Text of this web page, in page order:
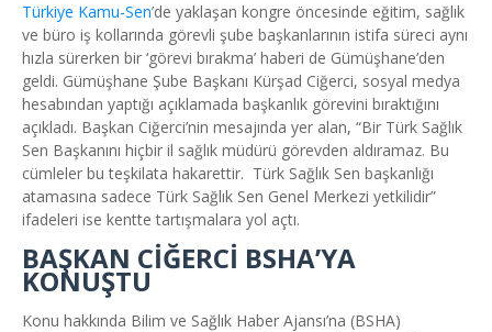
Türkiye Kamu-Sen’de yaklaşan kongre öncesinde eğitim, sağlık
ve büro iş kollarında görevli şube başkanlarının istifa süreci aynı
hızla sürerken bir ‘görevi bırakma’ haberi de Gümüşhane’den
geldi. Gümüşhane Şube Başkanı Kürşad Ciğerci, sosyal medya
hesabından yaptığı açıklamada başkanlık görevini bıraktığını
açıkladı. Başkan Ciğerci’nin mesajında yer alan, “Bir Türk Sağlık
Sen Başkanını hiçbir il sağlık müdürü görevden aldıramaz. Bu
cümleler bu teşkilata hakarettir. Türk Sağlık Sen başkanlığı
atamasına sadece Türk Sağlık Sen Genel Merkezi yetkilidir”
ifadeleri ise kentte tartışmalara yol açtı.
BAŞKAN CİĞERCİ BSHA’YA
KONUŞTU
Konu hakkında Bilim ve Sağlık Haber Ajansı’na (BSHA)